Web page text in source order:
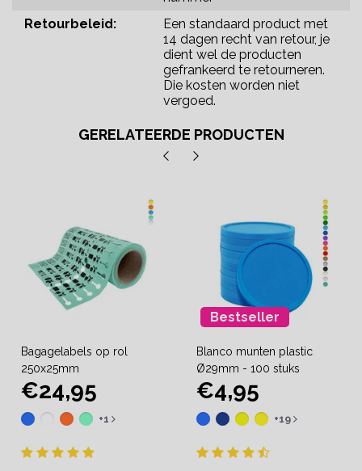
Retourbeleid:
Een standaard product met
14 dagen recht van retour, je
dient wel de producten
gefrankeerd te retourneren.
Die kosten worden niet
vergoed.
GERELATEERDE PRODUCTEN
Bagagelabels op rol
250x25mm
€24,95
+1
Bestseller
Blanco munten plastic
Ø29mm - 100 stuks
€4,95
+19